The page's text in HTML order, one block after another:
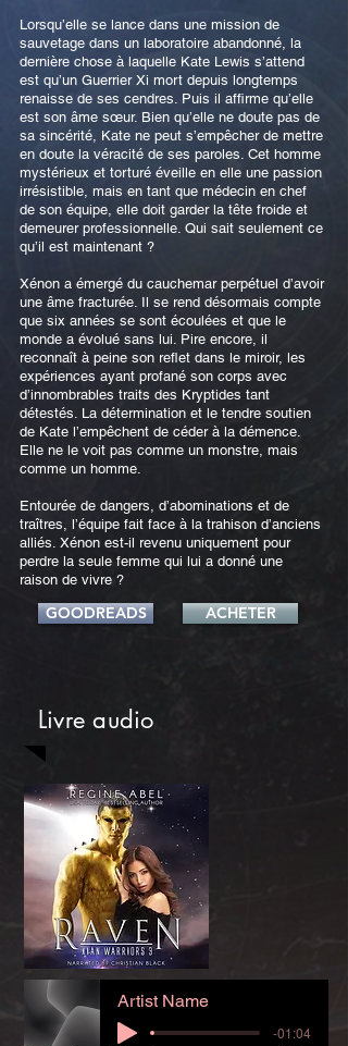
Lorsqu’elle se lance dans une mission de
sauvetage dans un laboratoire abandonné, la
dernière chose à laquelle Kate Lewis s’attend
est qu’un Guerrier Xi mort depuis longtemps
renaisse de ses cendres. Puis il affirme qu’elle
est son âme sœur. Bien qu’elle ne doute pas de
sa sincérité, Kate ne peut s’empêcher de mettre
en doute la véracité de ses paroles. Cet homme
mystérieux et torturé éveille en elle une passion
irrésistible, mais en tant que médecin en chef
de son équipe, elle doit garder la tête froide et
demeurer professionnelle. Qui sait seulement ce
qu’il est maintenant ?
Xénon a émergé du cauchemar perpétuel d’avoir
une âme fracturée. Il se rend désormais compte
que six années se sont écoulées et que le
monde a évolué sans lui. Pire encore, il
reconnaît à peine son reflet dans le miroir, les
expériences ayant profané son corps avec
d’innombrables traits des Kryptides tant
détestés. La détermination et le tendre soutien
de Kate l’empêchent de céder à la démence.
Elle ne le voit pas comme un monstre, mais
comme un homme.
Entourée de dangers, d’abominations et de
traîtres, l’équipe fait face à la trahison d’anciens
alliés. Xénon est-il revenu uniquement pour
perdre la seule femme qui lui a donné une
raison de vivre ?
GOODREADS ACHETER
Livre audio
Artist Name
-01:04